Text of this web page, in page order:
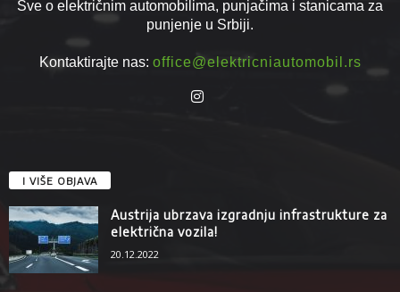
Sve o električnim automobilima, punjačima i stanicama za
punjenje u Srbiji.
Kontaktirajte nas: office@elektricniautomobil.rs
I VIŠE OBJAVA
Austrija ubrzava izgradnju infrastrukture za
električna vozila!
20.12.2022